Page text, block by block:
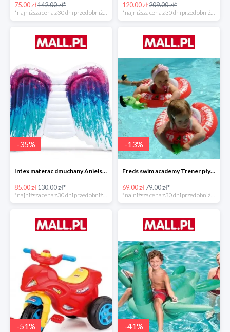
75.00 zł142.00 zł*
*najniższa cena z 30 dni przed obniżką
120.00 zł209.00 zł*
*najniższa cena z 30 dni przed obniżką
-35%
Intex materac dmuchany Anielskie skrzydła -34%
85.00 zł130.00 zł*
-13%
Freds swim academy Trener pływania
69.00 zł79.00 zł*
-51% -41%